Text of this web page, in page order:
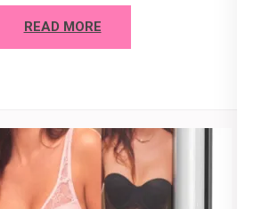
READ MORE